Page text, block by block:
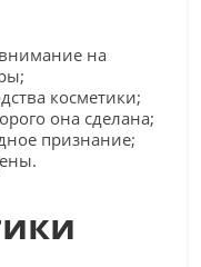
на
косметики;
она сделана;
признание;